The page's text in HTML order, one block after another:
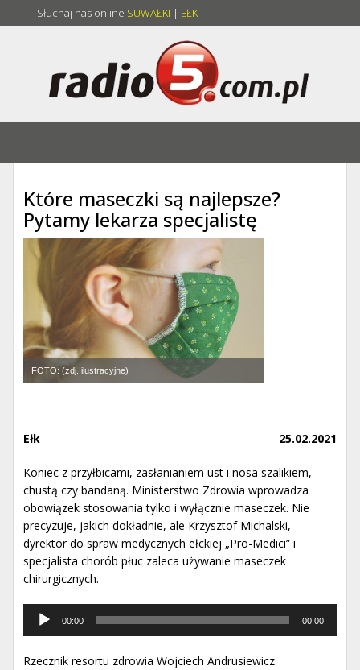
Słuchaj nas online SUWAŁKI | EŁK
Które maseczki są najlepsze?
Pytamy lekarza specjalistę
FOTO: (zdj. ilustracyjne)
25.02.2021
Ełk
Koniec z przyłbicami, zasłanianiem ust i nosa szalikiem,
chustą czy bandaną. Ministerstwo Zdrowia wprowadza
obowiązek stosowania tylko i wyłącznie maseczek. Nie
precyzuje, jakich dokładnie, ale Krzysztof Michalski,
dyrektor do spraw medycznych ełckiej „Pro-Medici” i
specjalista chorób płuc zaleca używanie maseczek
chirurgicznych.
Odtwarzacz
muzyki
00:00 00:00
Rzecznik resortu zdrowia Wojciech Andrusiewicz